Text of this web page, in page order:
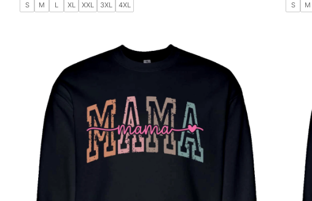
S M L XL XXL 3XL 4XL S M